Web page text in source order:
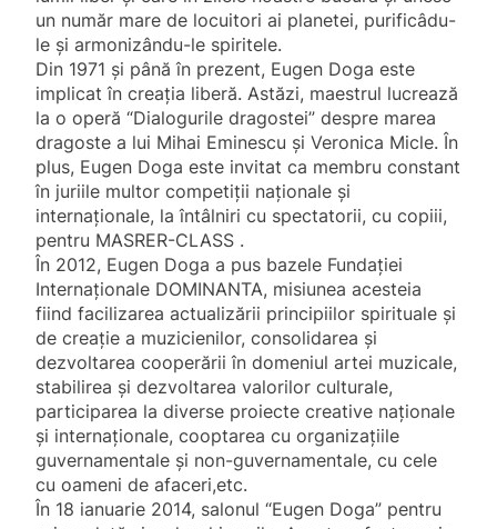
un număr mare de locuitori ai planetei, purificâdu-
le şi armonizându-le spiritele.
Din 1971 şi până în prezent, Eugen Doga este
implicat în creaţia liberă. Astăzi, maestrul lucrează
la o operă “Dialogurile dragostei” despre marea
dragoste a lui Mihai Eminescu şi Veronica Micle. În
plus, Eugen Doga este invitat ca membru constant
în juriile multor competiţii naţionale şi
internaţionale, la întâlniri cu spectatorii, cu copiii,
pentru MASRER-CLASS .
În 2012, Eugen Doga a pus bazele Fundaţiei
Internaţionale DOMINANTA, misiunea acesteia
fiind facilizarea actualizării principiilor spirituale şi
de creaţie a muzicienilor, consolidarea şi
dezvoltarea cooperării în domeniul artei muzicale,
stabilirea şi dezvoltarea valorilor culturale,
participarea la diverse proiecte creative naţionale
şi internaţionale, cooptarea cu organizaţiile
guvernamentale şi non-guvernamentale, cu cele
cu oameni de afaceri,etc.
În 18 ianuarie 2014, salonul “Eugen Doga” pentru